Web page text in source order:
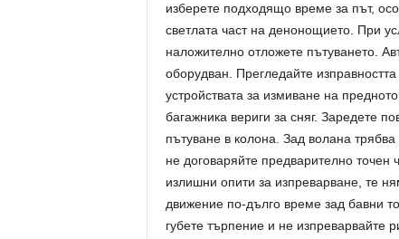
изберете подходящо време за път,
светлата част на денонощието. При
наложително отложете пътуването.
оборудван. Прегледайте
устройствата за измиване на
багажника вериги за сняг. Заредете
пътуване в колона. Зад волана
не договаряйте предварително
излишни опити за изпреварване, те
движение по-дълго време зад бавни
губете търпение и не изпреварвайте